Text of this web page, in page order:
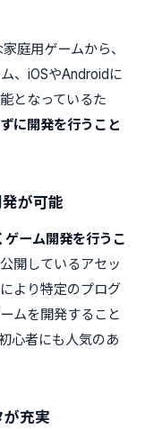
庭用ゲームから、
、iOSやAndroidに
となっているた
に開発を行うこと
が可能
ーム開発を行うこ
開しているアセッ
より特定のプログ
ムを開発すること
心者にも人気のあ
充実